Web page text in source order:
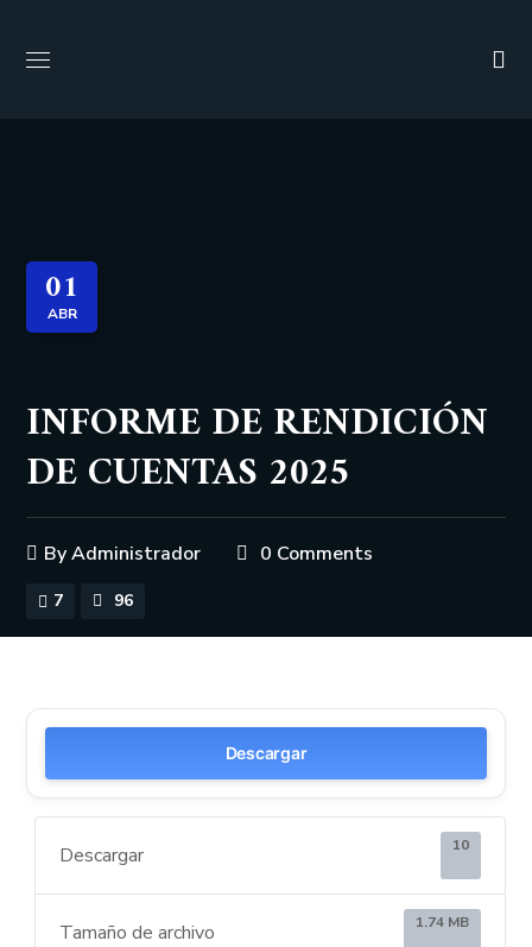
01
ABR
INFORME DE RENDICIÓN
DE CUENTAS 2025
ByAdministrador 0 Comments
7 96
Descargar
Descargar 10
Tamaño de archivo 1.74 MB